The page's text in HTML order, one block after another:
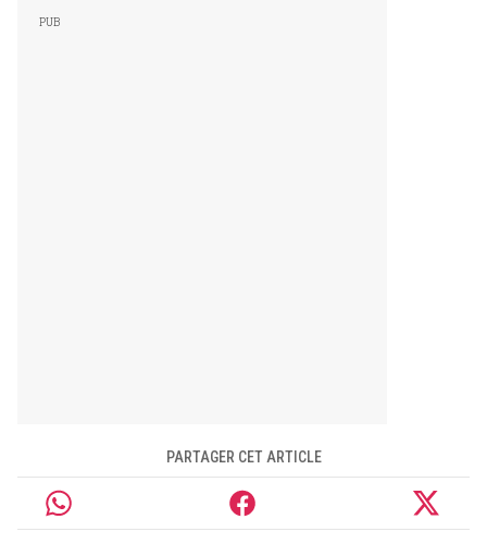
PARTAGER CET ARTICLE